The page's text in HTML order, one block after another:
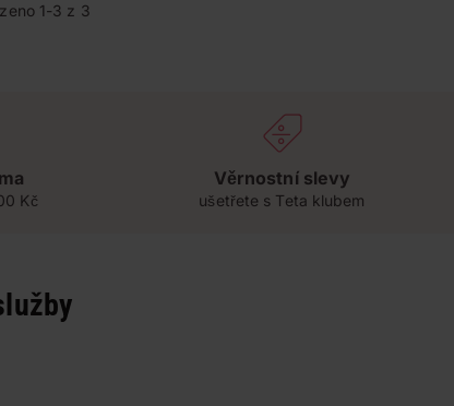
1-3 z 3
Kč
Věrnostní slevy
ušetřete s Teta klubem